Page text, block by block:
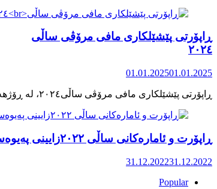
ڕاپۆرتی پێشێلکاری مافی مرۆڤی ساڵی
٢٠٢٤
01.01.202501.01.2025
ڕاپۆرت و ئامارەکانی ساڵی ٢٠٢٢زایینی پەیوەست بە خۆکوژی منداڵان لە کوردستان
31.12.202231.12.2022
Popular